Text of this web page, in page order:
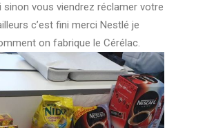
sinon vous viendrez réclamer votre
c’est fini merci Nestlé je
on fabrique le Cérélac.